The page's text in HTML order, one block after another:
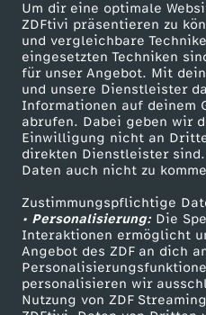
Um dir eine optimale
ZDFtivi präsentieren zu
und vergleichbare
eingesetzten Techniken
für unser Angebot. Mit
und unsere Dienstleister
Informationen auf deinem
abrufen. Dabei geben wir
Einwilligung nicht an
direkten Dienstleister
Daten auch nicht zu
Zustimmungspflichtige
• Personalisierung:Die
Interaktionen ermöglicht
Angebot des ZDF an dich
personalisieren wir
Nutzung von ZDF
t
r
a
g
D
i
e
Mehr ZDF
ZDF-Apps
Smart TV
ZDFtext
Livestreams
Sendungen A-Z
TV-Programm